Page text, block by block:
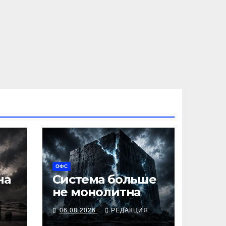
ОФС
Система больше
не монолитна
06.08.2026 РЕДАКЦИЯ